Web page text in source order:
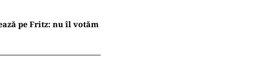
pe Fritz: nu îl votăm